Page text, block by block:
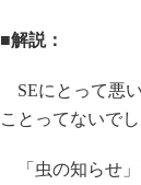
■解説：
SEにとって悪
ことってないで
「虫の知らせ」